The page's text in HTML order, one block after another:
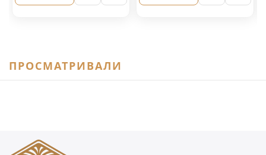
ПРОСМАТРИВАЛИ